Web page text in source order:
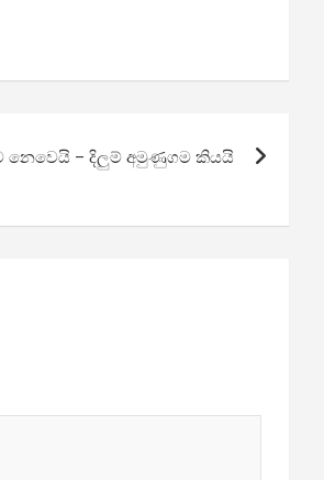
නෙවෙයි – දිලුම් අමුණුගම කියයි